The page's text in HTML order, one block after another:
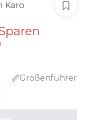
Karo
Größenführer